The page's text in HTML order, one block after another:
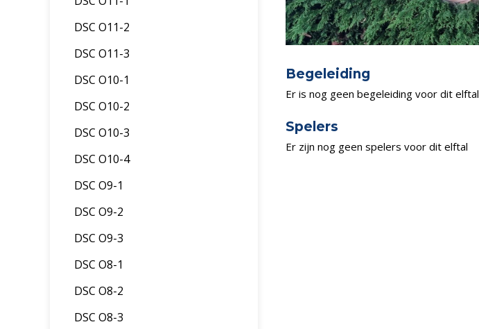
DSC O11-2
DSC O11-3
DSC O10-1
DSC O10-2
DSC O10-3
DSC O10-4
DSC O9-1
DSC O9-2
DSC O9-3
DSC O8-1
DSC O8-2
DSC O8-3
Begeleiding
Er is nog geen begeleiding voor dit elftal
Spelers
Er zijn nog geen spelers voor dit elftal